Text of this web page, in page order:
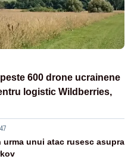
600 drone ucrainene
logistic Wildberries,
urma unui atac rusesc asupra